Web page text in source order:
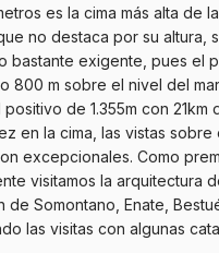
es la cima más alta de
no destaca por su altura,
bastante exigente, pues el
800 m sobre el nivel del
de 1.355m con 21km
en la cima, las vistas sobre
excepcionales. Como
visitamos la arquitectura
de Somontano, Enate,
las visitas con algunas